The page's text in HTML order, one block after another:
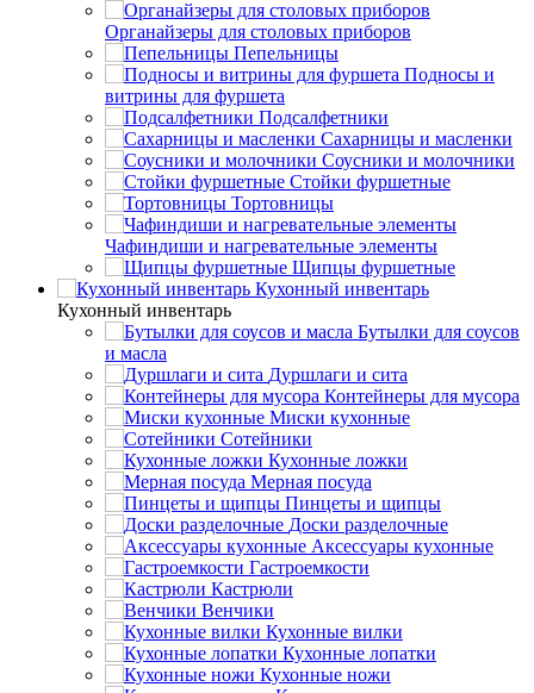
Органайзеры для столовых приборов
Пепельницы
Подносы и
витрины для фуршета
Подсалфетники
Сахарницы и масленки
Соусники и молочники
Стойки фуршетные
Тортовницы
Чафиндиши и нагревательные элементы
Щипцы фуршетные
Кухонный инвентарь
Кухонный инвентарь
Бутылки для соусов
и масла
Дуршлаги и сита
Контейнеры для мусора
Миски кухонные
Сотейники
Кухонные ложки
Мерная посуда
Пинцеты и щипцы
Доски разделочные
Аксессуары кухонные
Гастроемкости
Кастрюли
Венчики
Кухонные вилки
Кухонные лопатки
Кухонные ножи